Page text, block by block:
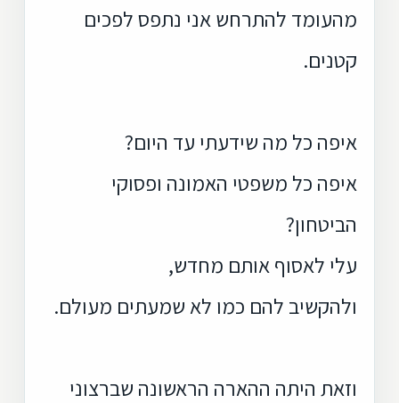
מהעומד להתרחש אני נתפס לפכים
קטנים.
איפה כל מה שידעתי עד היום?
איפה כל משפטי האמונה ופסוקי
הביטחון?
עלי לאסוף אותם מחדש,
ולהקשיב להם כמו לא שמעתים מעולם.
וזאת היתה ההארה הראשונה שברצוני